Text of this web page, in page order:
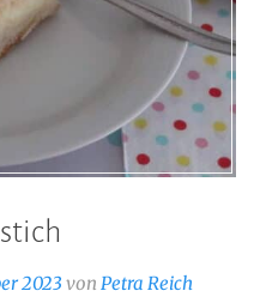
2023 vonPetra Reich